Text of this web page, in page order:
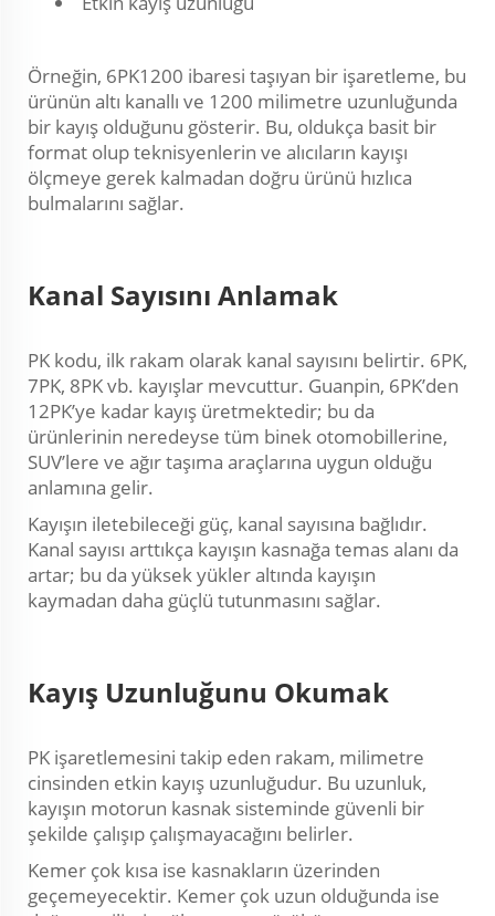
Örneğin, 6PK1200 ibaresi taşıyan bir işaretleme, bu
ürünün altı kanallı ve 1200 milimetre uzunluğunda
bir kayış olduğunu gösterir. Bu, oldukça basit bir
format olup teknisyenlerin ve alıcıların kayışı
ölçmeye gerek kalmadan doğru ürünü hızlıca
bulmalarını sağlar.
Kanal Sayısını Anlamak
PK kodu, ilk rakam olarak kanal sayısını belirtir. 6PK,
7PK, 8PK vb. kayışlar mevcuttur. Guanpin, 6PK’den
12PK’ye kadar kayış üretmektedir; bu da
ürünlerinin neredeyse tüm binek otomobillerine,
SUV’lere ve ağır taşıma araçlarına uygun olduğu
anlamına gelir.
Kayışın iletebileceği güç, kanal sayısına bağlıdır.
Kanal sayısı arttıkça kayışın kasnağa temas alanı da
artar; bu da yüksek yükler altında kayışın
kaymadan daha güçlü tutunmasını sağlar.
Kayış Uzunluğunu Okumak
PK işaretlemesini takip eden rakam, milimetre
cinsinden etkin kayış uzunluğudur. Bu uzunluk,
kayışın motorun kasnak sisteminde güvenli bir
şekilde çalışıp çalışmayacağını belirler.
Kemer çok kısa ise kasnakların üzerinden
geçemeyecektir. Kemer çok uzun olduğunda ise